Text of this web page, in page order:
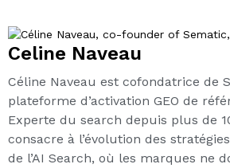
Celine Naveau
Céline Naveau est cofondatrice de
plateforme d’activation GEO de
Experte du search depuis plus de
consacre à l’évolution des
de l’AI Search, où les marques ne